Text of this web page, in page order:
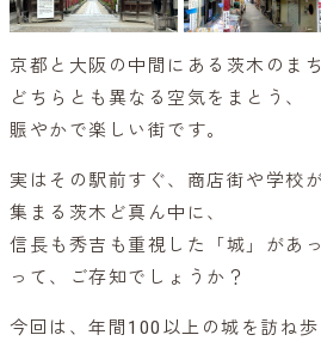
京都と大阪の中間にある茨木のまち
どちらとも異なる空気をまとう、
賑やかで楽しい街です。
実はその駅前すぐ、商店街や学校
集まる茨木ど真ん中に、
信長も秀吉も重視した「城」があ
って、ご存知でしょうか？
今回は、年間100以上の城を訪ね歩